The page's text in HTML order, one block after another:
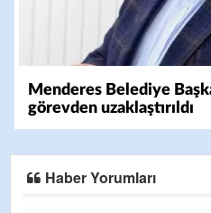
Menderes Belediye
görevden uzaklaştırıldı
Haber Yorumları